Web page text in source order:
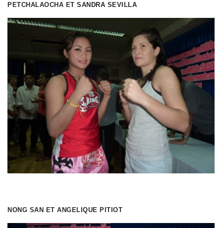
PETCHALAOCHA ET SANDRA SEVILLA
NONG SAN ET ANGELIQUE PITIOT